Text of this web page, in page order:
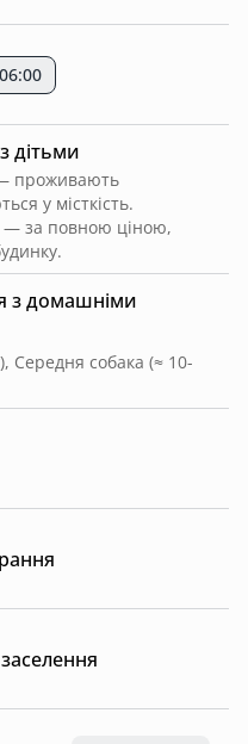
з домашніми
Середня собака (≈ 10-
дітьми
проживають
у місткість.
— за повною ціною,